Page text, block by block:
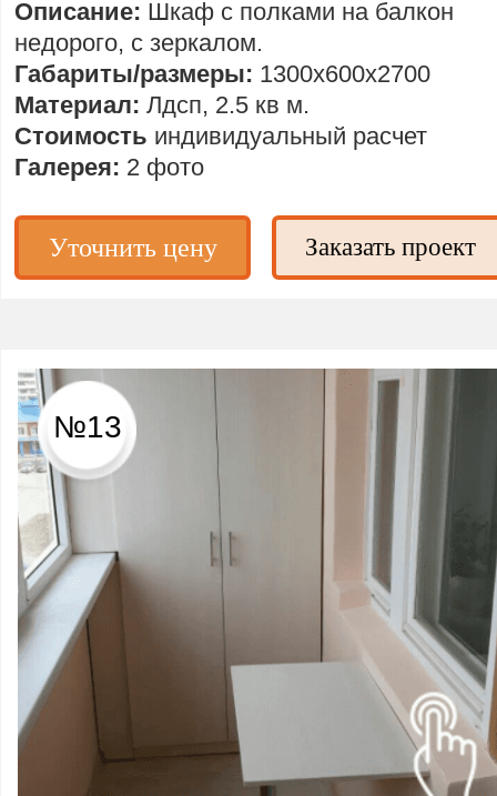
Описание: Шкаф с полками на балкон
недорого, с зеркалом.
Габариты/размеры: 1300х600х2700
Материал: Лдсп, 2.5 кв м.
Стоимость индивидуальный расчет
Галерея: 2 фото
Заказать проект
Уточнить цену
№13